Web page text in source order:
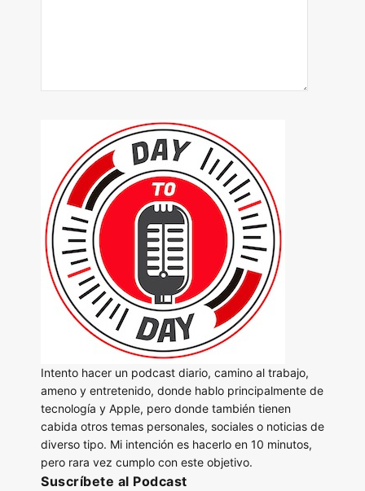
Intento hacer un podcast diario, camino al trabajo,
ameno y entretenido, donde hablo principalmente de
tecnología y Apple, pero donde también tienen
cabida otros temas personales, sociales o noticias de
diverso tipo. Mi intención es hacerlo en 10 minutos,
pero rara vez cumplo con este objetivo.
Suscríbete al Podcast